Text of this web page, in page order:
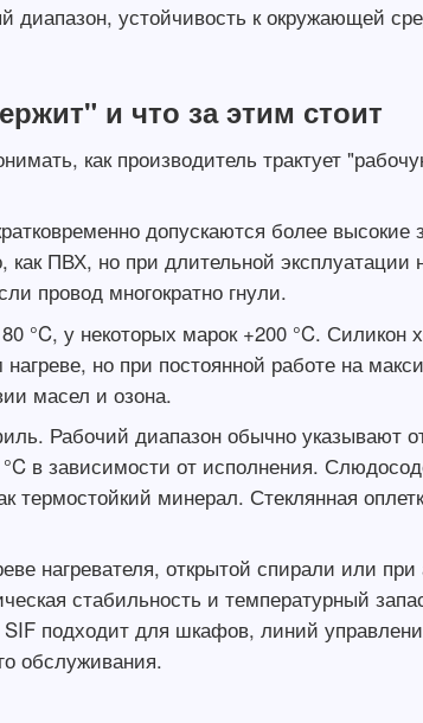
устойчивость к окружающей
и что за этим стоит
как производитель трактует
допускаются более высокие
как ПВХ, но при длительной эксплуатации
провод многократно гнули.
°C, у некоторых марок +200 °C. Силикон
но при постоянной работе на
масел и озона.
Рабочий диапазон обычно указывают
в зависимости от исполнения.
термостойкий минерал. Стеклянная
нагревателя, открытой спирали или
стабильность и температурный
SIF подходит для шкафов, линий
обслуживания.